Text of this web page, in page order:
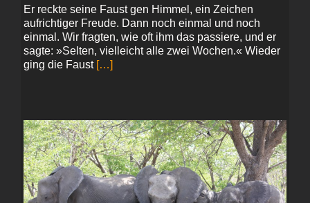
Er reckte seine Faust gen Himmel, ein Zeichen
aufrichtiger Freude. Dann noch einmal und noch
einmal. Wir fragten, wie oft ihm das passiere, und er
sagte: »Selten, vielleicht alle zwei Wochen.« Wieder
ging die Faust[…]